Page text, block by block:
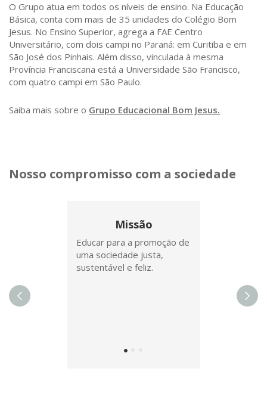
O Grupo atua em todos os níveis de ensino. Na Educação
Básica, conta com mais de 35 unidades do Colégio Bom
Jesus. No Ensino Superior, agrega a FAE Centro
Universitário, com dois campi no Paraná: em Curitiba e em
São José dos Pinhais. Além disso, vinculada à mesma
Província Franciscana está a Universidade São Francisco,
com quatro campi em São Paulo.
Saiba mais sobre o Grupo Educacional Bom Jesus.
Nosso compromisso com a sociedade
set
of
Missão
Educar para a promoção de
uma sociedade justa,
sustentável e feliz.